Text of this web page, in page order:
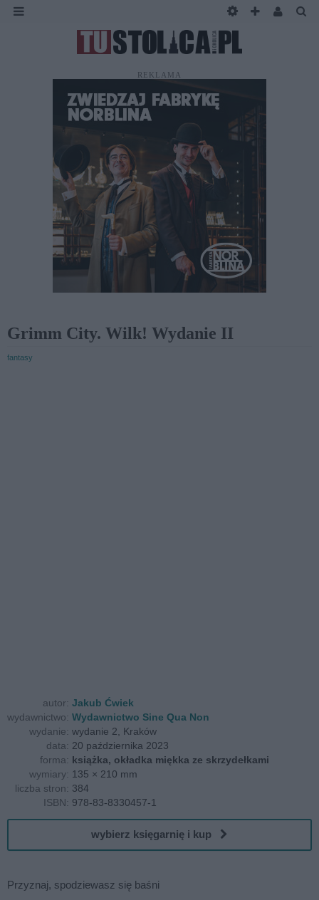
REKLAMA
Grimm City. Wilk! Wydanie II
fantasy
autor: Jakub Ćwiek
wydawnictwo: Wydawnictwo Sine Qua Non
wydanie: wydanie 2, Kraków
data: 20 października 2023
forma: książka, okładka miękka ze skrzydełkami
wymiary: 135 × 210 mm
liczba stron: 384
ISBN: 978-83-8330457-1
wybierz księgarnię i kup
Przyznaj, spodziewasz się baśni